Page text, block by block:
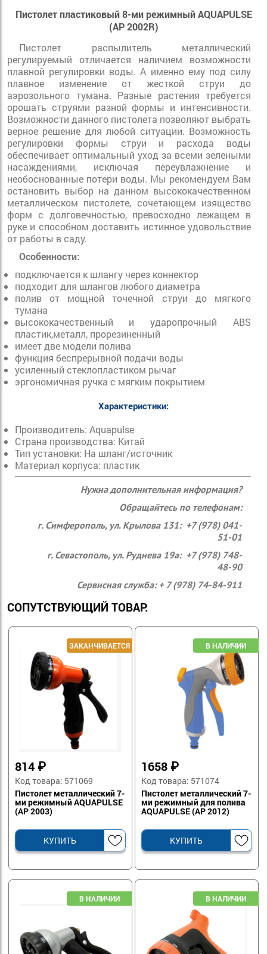
Пистолет пластиковый 8-ми режимный AQUAPULSE
(AP 2002R)
Пистолет распылитель металлический
регулируемый отличается наличием возможности
плавной регулировки воды. А именно ему под силу
плавное изменение от жесткой струи до
аэрозольного тумана. Разные растения требуется
орошать струями разной формы и интенсивности.
Возможности данного пистолета позволяют выбрать
верное решение для любой ситуации. Возможность
регулировки формы струи и расхода воды
обеспечивает оптимальный уход за всеми зелеными
насаждениями, исключая переувлажнение и
необоснованные потери воды. Мы рекомендуем Вам
остановить выбор на данном высококачественном
металлическом пистолете, сочетающем изящество
форм с долговечностью, превосходно лежащем в
руке и способном доставить истинное удовольствие
от работы в саду.
Особенности:
подключается к шлангу через коннектор
подходит для шлангов любого диаметра
полив от мощной точечной струи до мягкого
тумана
высококачественный и ударопрочный ABS
пластик,металл, прорезиненный
имеет две модели полива
функция беспрерывной подачи воды
усиленный стеклопластиком рычаг
эргономичная ручка с мягким покрытием
Характеристики:
Производитель: Aquapulse
Страна производства: Китай
Тип установки: На шланг/источник
Материал корпуса: пластик
Нужна дополнительная информация?
Обращайтесь по телефонам:
г. Симферополь, ул. Крылова 131: +7 (978) 041-
51-01
г. Севастополь, ул. Руднева 19а: +7 (978) 748-
48-90
Сервисная служба: + 7 (978) 74-84-911
СОПУТСТВУЮЩИЙ ТОВАР:
814 ₽
Код товара: 571069
Пистолет металлический 7-
ми режимный AQUAPULSE
(AP 2003)
КУПИТЬ
1658 ₽
Код товара: 571074
Пистолет металлический 7-
ми режимный для полива
AQUAPULSE (AP 2012)
КУПИТЬ